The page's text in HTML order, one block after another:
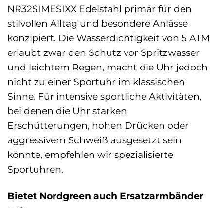
NR32SIMESIXX Edelstahl primär für den
stilvollen Alltag und besondere Anlässe
konzipiert. Die Wasserdichtigkeit von 5 ATM
erlaubt zwar den Schutz vor Spritzwasser
und leichtem Regen, macht die Uhr jedoch
nicht zu einer Sportuhr im klassischen
Sinne. Für intensive sportliche Aktivitäten,
bei denen die Uhr starken
Erschütterungen, hohen Drücken oder
aggressivem Schweiß ausgesetzt sein
könnte, empfehlen wir spezialisierte
Sportuhren.
Bietet Nordgreen auch Ersatzarmbänder